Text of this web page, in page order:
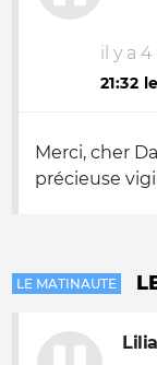
il y a 4
21:32
Merci, cher
précieuse
LE MATINAUTE